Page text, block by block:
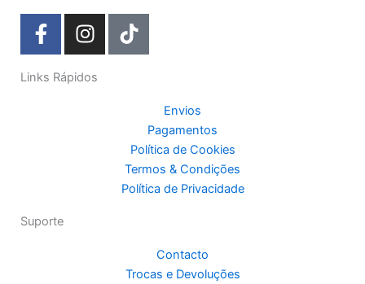
F
a
e
I
n
t
T
i
Links Rápidos
Envios
Pagamentos
Política de Cookies
Termos & Condições
Política de Privacidade
Suporte
Contacto
Trocas e Devoluções